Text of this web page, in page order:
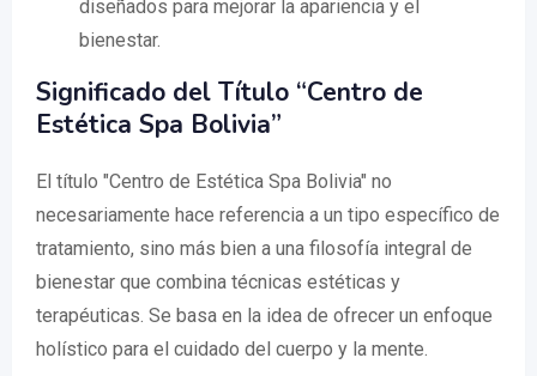
diseñados para mejorar la apariencia y el
bienestar.
Significado del Título “Centro de
Estética Spa Bolivia”
El título "Centro de Estética Spa Bolivia" no
necesariamente hace referencia a un tipo específico de
tratamiento, sino más bien a una filosofía integral de
bienestar que combina técnicas estéticas y
terapéuticas. Se basa en la idea de ofrecer un enfoque
holístico para el cuidado del cuerpo y la mente.